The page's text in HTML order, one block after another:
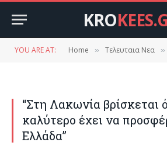
KRO
YOU ARE AT: Home » Τελευταια Νεα »
“Στη Λακωνία βρίσκεται
καλύτερο έχει να
Ελλάδα”